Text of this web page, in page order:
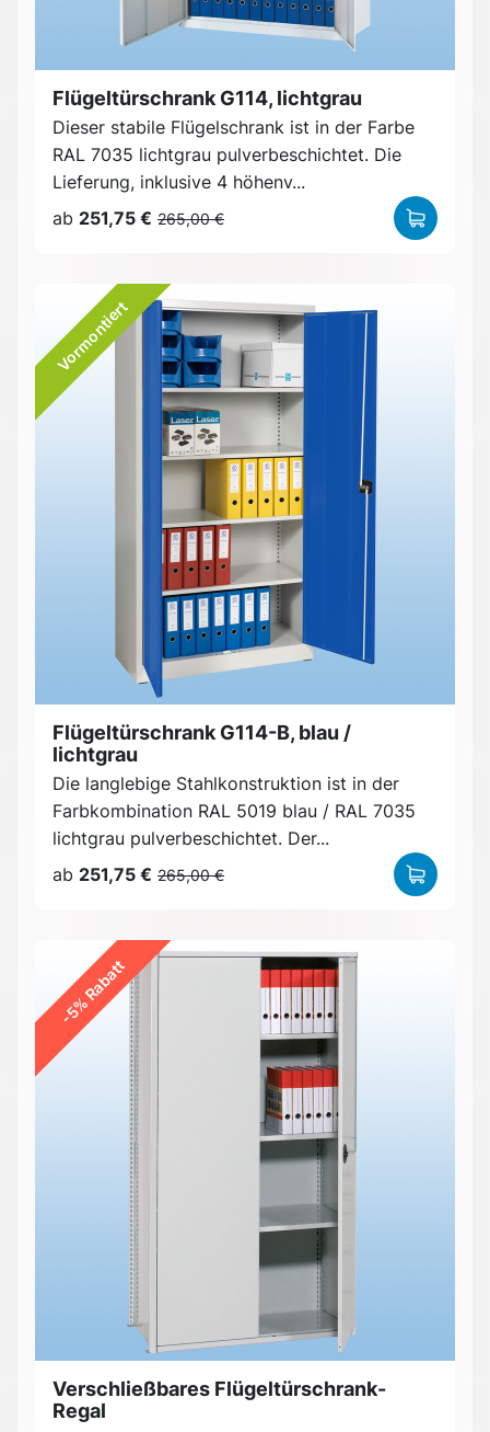
Flügeltürschrank G114, lichtgrau
Dieser stabile Flügelschrank ist in der Farbe
RAL 7035 lichtgrau pulverbeschichtet. Die
Lieferung, inklusive 4 höhenv...
ab 251,75 € 265,00 €
Vormontiert
Flügeltürschrank G114-B, blau /
lichtgrau
Die langlebige Stahlkonstruktion ist in der
Farbkombination RAL 5019 blau / RAL 7035
lichtgrau pulverbeschichtet. Der...
ab 251,75 € 265,00 €
-5% Rabatt
Verschließbares Flügeltürschrank-
Regal